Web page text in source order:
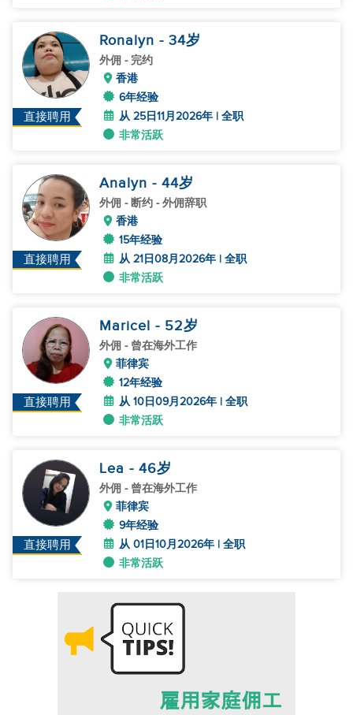
直接聘用
Ronalyn - 34岁
外佣 - 完约
香港
6年经验
从 25日11月2026年 | 全职
非常活跃
直接聘用
Analyn - 44岁
外佣 - 断约 - 外佣辞职
香港
15年经验
从 21日08月2026年 | 全职
非常活跃
直接聘用
Maricel - 52岁
外佣 - 曾在海外工作
菲律宾
12年经验
从 10日09月2026年 | 全职
非常活跃
直接聘用
Lea - 46岁
外佣 - 曾在海外工作
菲律宾
9年经验
从 01日10月2026年 | 全职
非常活跃